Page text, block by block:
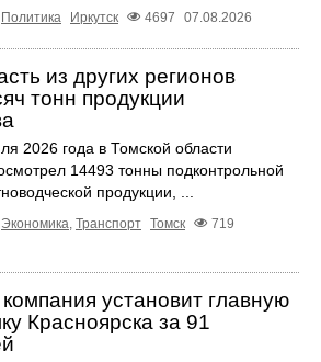
Политика Иркутск 4697 07.08.2026
из других регионов
тонн продукции
2026 года в Томской области
14493 тонны подконтрольной
продукции, ...
Экономика, Транспорт Томск
719
установит главную
Красноярска за 91